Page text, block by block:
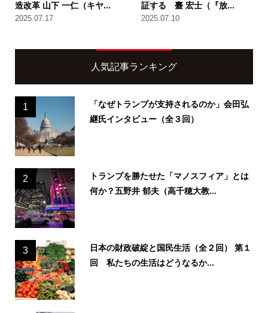
造改革 山下 一仁（キヤ...
2025.07.17
証する 臺 宏士（『放...
2025.07.10
人気記事ランキング
1
「なぜトランプが支持されるのか」会田弘
継氏インタビュー（全３回）
2
トランプを勝たせた「マノスフィア」とは
何か？五野井 郁夫（高千穂大教...
3
日本の財政破綻と国民生活（全２回） 第１
回 私たちの生活はどうなるか...